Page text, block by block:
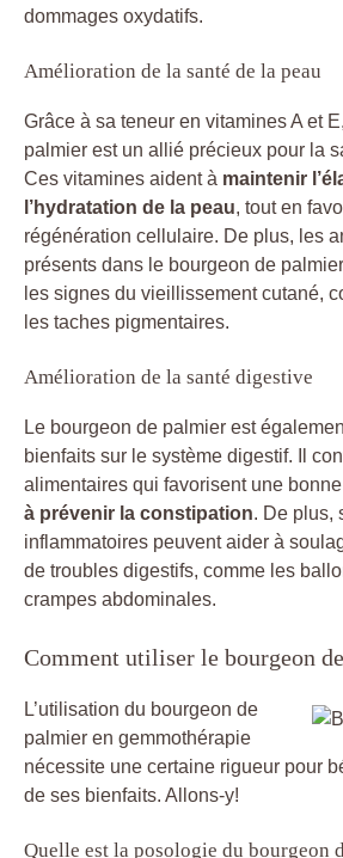
dommages oxydatifs.
Amélioration de la santé de la peau
Grâce à sa teneur en vitamines A et
palmier est un allié précieux pour la
Ces vitamines aident à maintenir
l’hydratation de la peau, tout en
régénération cellulaire. De plus, les
présents dans le bourgeon de
les signes du vieillissement cutané,
les taches pigmentaires.
Amélioration de la santé digestive
Le bourgeon de palmier est
bienfaits sur le système digestif. Il
alimentaires qui favorisent une
à prévenir la constipation. De plus,
inflammatoires peuvent aider à
de troubles digestifs, comme les
crampes abdominales.
Comment utiliser le bourgeon
L’utilisation du bourgeon de
palmier en gemmothérapie
nécessite une certaine rigueur pour
de ses bienfaits. Allons-y!
Quelle est la posologie du bourgeon